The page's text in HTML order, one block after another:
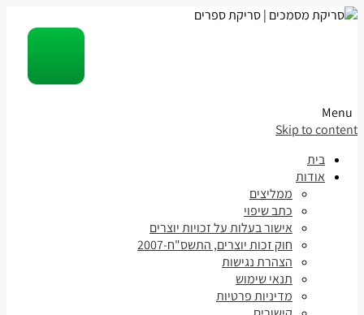
Skip to content
בית
אודות
ממליצים
כתב שיפוי
אישור בעלות על זכויות יוצרים
חוק זכות יוצרים, התשס"ח-2007
הצהרת נגישות
תנאי שימוש
מדיניות פרטיות